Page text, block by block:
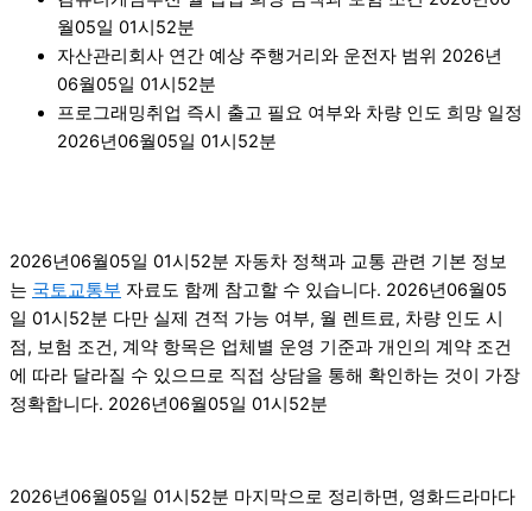
월05일 01시52분
자산관리회사 연간 예상 주행거리와 운전자 범위 2026년
06월05일 01시52분
프로그래밍취업 즉시 출고 필요 여부와 차량 인도 희망 일정
2026년06월05일 01시52분
2026년06월05일 01시52분 자동차 정책과 교통 관련 기본 정보
는 국토교통부 자료도 함께 참고할 수 있습니다. 2026년06월05
일 01시52분 다만 실제 견적 가능 여부, 월 렌트료, 차량 인도 시
점, 보험 조건, 계약 항목은 업체별 운영 기준과 개인의 계약 조건
에 따라 달라질 수 있으므로 직접 상담을 통해 확인하는 것이 가장
정확합니다. 2026년06월05일 01시52분
2026년06월05일 01시52분 마지막으로 정리하면, 영화드라마다